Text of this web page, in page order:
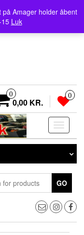
Amager holder åbent
Luk
0
0,00 KR.
0
Toggle
GO